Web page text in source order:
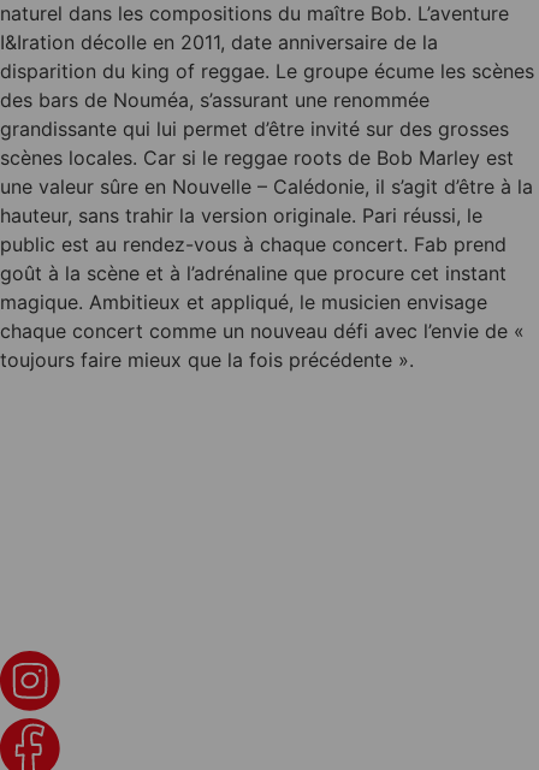
naturel dans les compositions du maître Bob. L’aventure
I&Iration décolle en 2011, date anniversaire de la
disparition du king of reggae. Le groupe écume les scènes
des bars de Nouméa, s’assurant une renommée
grandissante qui lui permet d’être invité sur des grosses
scènes locales. Car si le reggae roots de Bob Marley est
une valeur sûre en Nouvelle – Calédonie, il s’agit d’être à la
hauteur, sans trahir la version originale. Pari réussi, le
public est au rendez-vous à chaque concert. Fab prend
goût à la scène et à l’adrénaline que procure cet instant
magique. Ambitieux et appliqué, le musicien envisage
chaque concert comme un nouveau défi avec l’envie de «
toujours faire mieux que la fois précédente ».